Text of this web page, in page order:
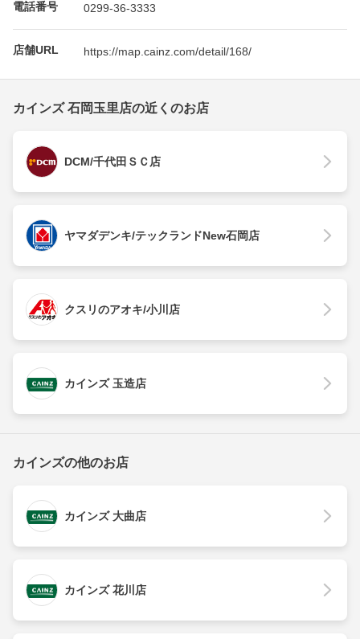
電話番号 0299-36-3333
店舗URL https://map.cainz.com/detail/168/
カインズ 石岡玉里店の近くのお店
DCM/千代田ＳＣ店
ヤマダデンキ/テックランドNew石岡店
クスリのアオキ/小川店
カインズ 玉造店
カインズの他のお店
カインズ 大曲店
カインズ 花川店